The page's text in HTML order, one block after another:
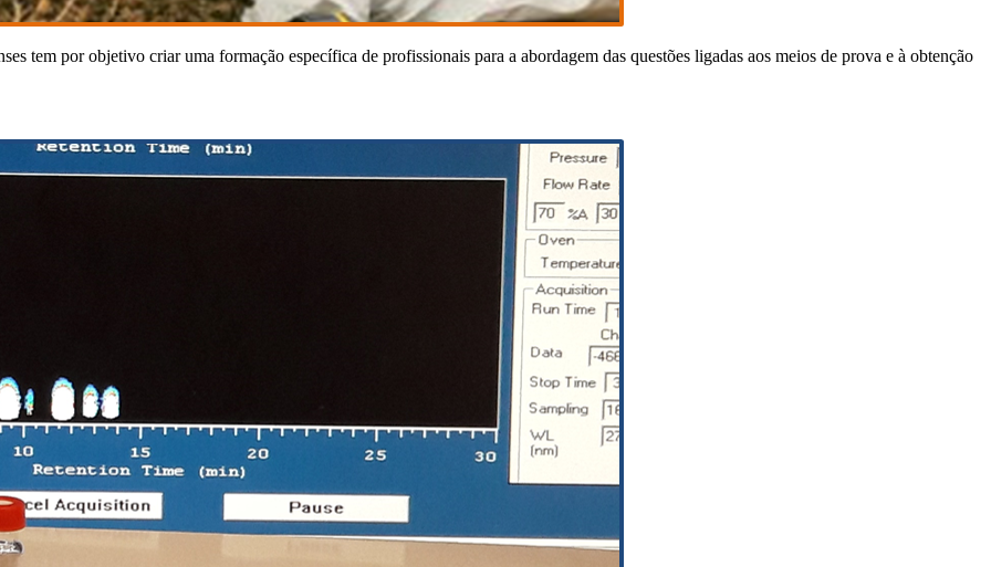
tem por objetivo criar uma formação específica de profissionais para a abordagem das questões ligadas aos meios de prova e à obtenção